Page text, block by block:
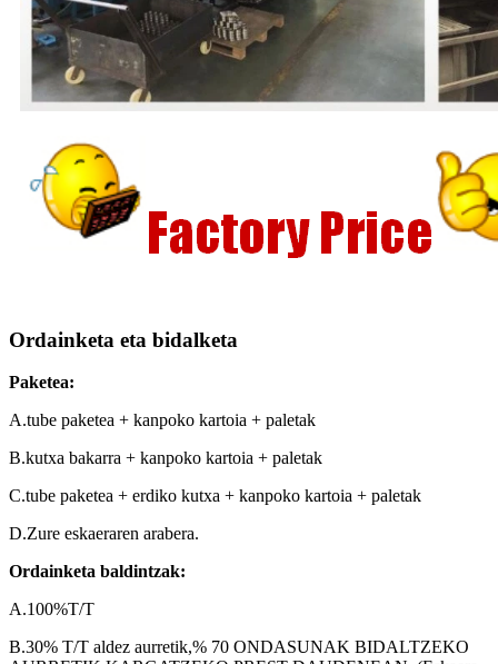
Ordainketa eta bidalketa
Paketea:
A.tube paketea + kanpoko kartoia + paletak
B.kutxa bakarra + kanpoko kartoia + paletak
C.tube paketea + erdiko kutxa + kanpoko kartoia + paletak
D.Zure eskaeraren arabera.
Ordainketa baldintzak:
A.100%T/T
B.30% T/T aldez aurretik,% 70 ONDASUNAK BIDALTZEKO